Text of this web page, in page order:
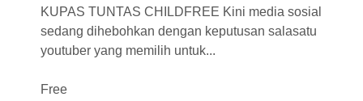
KUPAS TUNTAS CHILDFREE Kini media sosial
sedang dihebohkan dengan keputusan salasatu
youtuber yang memilih untuk...
Free